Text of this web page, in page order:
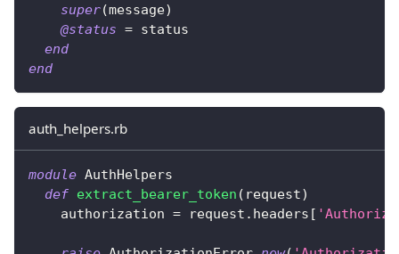
super(message)
@status = status
end
end
auth_helpers.rb
module AuthHelpers
def extract_bearer_token ( request)
    authorization
= request . headers [